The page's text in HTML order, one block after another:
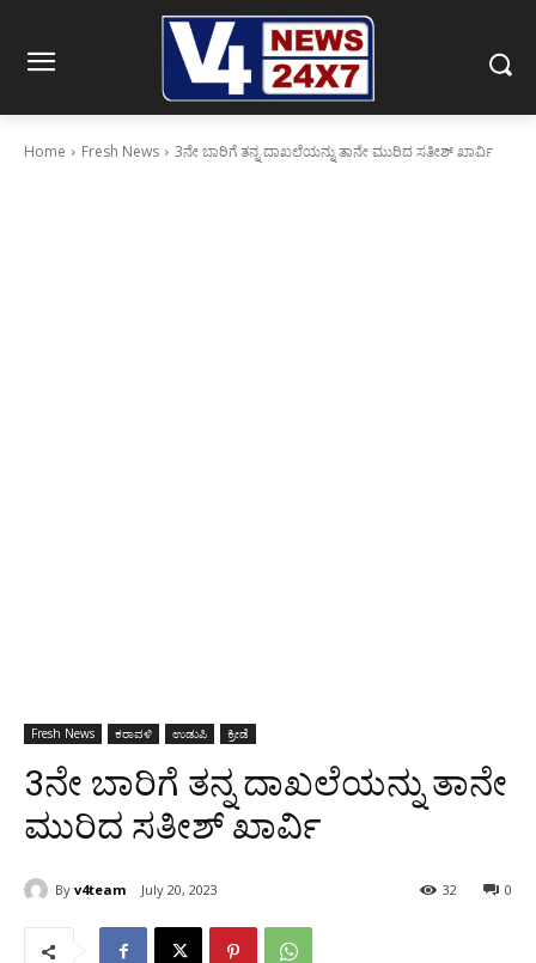
Home Fresh News 3ನೇ ಬಾರಿಗೆ ತನ್ನ ದಾಖಲೆಯನ್ನು ತಾನೇ ಮುರಿದ ಸತೀಶ್ ಖಾರ್ವಿ
Fresh News ಕರಾವಳಿ ಉಡುಪಿ ಕ್ರೀಡೆ
3ನೇ ಬಾರಿಗೆ ತನ್ನ ದಾಖಲೆಯನ್ನು ತಾನೇ
ಮುರಿದ ಸತೀಶ್ ಖಾರ್ವಿ
By v4team July 20, 2023 0
32